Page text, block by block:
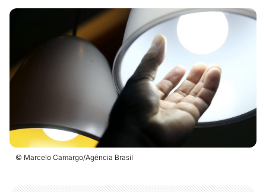
© Marcelo Camargo/Agência Brasil